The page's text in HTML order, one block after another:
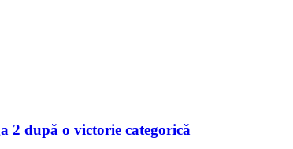
2 după o victorie categorică